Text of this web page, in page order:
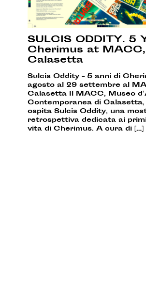
SULCIS ODDITY. 5
Cherimus at MACC,
Calasetta
Sulcis Oddity – 5 anni di
agosto al 29 settembre al
Calasetta Il MACC, Museo
Contemporanea di Calasetta,
ospita Sulcis Oddity, una
retrospettiva dedicata ai
vita di Cherimus. A cura di […]